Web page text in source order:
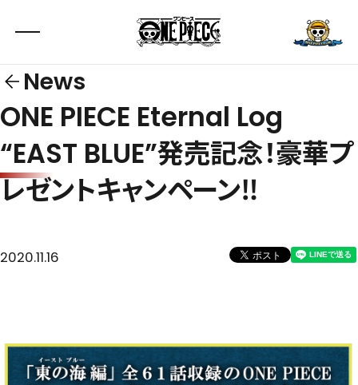
News
ONE PIECE Eternal Log
“EAST BLUE”発売記念！豪華プ
レゼントキャンペーン‼
2020.11.16